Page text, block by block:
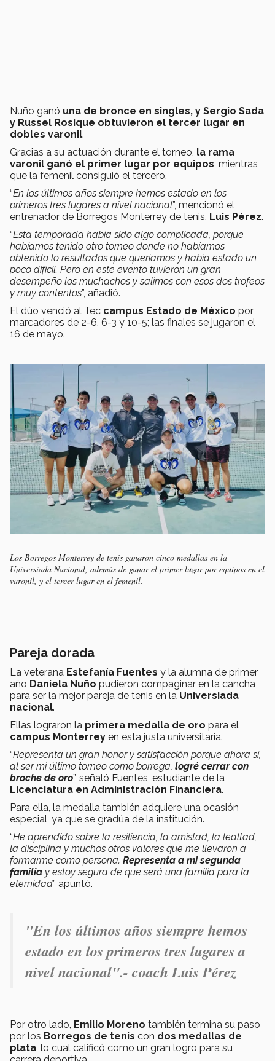
Nuño ganó una de bronce en singles, y Sergio Sada
y Russel Rosique obtuvieron el tercer lugar en
dobles varonil.
Gracias a su actuación durante el torneo, la rama
varonil ganó el primer lugar por equipos , mientras
que la femenil consiguió el tercero.
“En los últimos años siempre hemos estado en los
primeros tres lugares a nivel nacional”, mencionó el
entrenador de Borregos Monterrey de tenis, Luis Pérez.
“Esta temporada había sido algo complicada, porque
habíamos tenido otro torneo donde no habíamos
obtenido lo resultados que queríamos y había estado un
poco difícil. Pero en este evento tuvieron un gran
desempeño los muchachos y salimos con esos dos trofeos
y muy contentos”, añadió.
El dúo venció al Tec campus Estado de México por
marcadores de 2-6, 6-3 y 10-5; las finales se jugaron el
16 de mayo.
Los Borregos Monterrey de tenis ganaron cinco medallas en la
Universiada Nacional, además de ganar el primer lugar por equipos en el
varonil, y el tercer lugar en el femenil.
Pareja dorada
La veterana Estefanía Fuentes y la alumna de primer
año Daniela Nuño pudieron compaginar en la cancha
para ser la mejor pareja de tenis en la Universiada
nacional.
Ellas lograron la primera medalla de oro para el
campus Monterrey en esta justa universitaria.
“Representa un gran honor y satisfacción porque ahora sí,
al ser mi último torneo como borrega, logré cerrar con
broche de oro”, señaló Fuentes, estudiante de la
Licenciatura en Administración Financiera.
Para ella, la medalla también adquiere una ocasión
especial, ya que se gradúa de la institución.
“He aprendido sobre la resiliencia, la amistad, la lealtad,
la disciplina y muchos otros valores que me llevaron a
formarme como persona. Representa a mi segunda
familia y estoy segura de que será una familia para la
eternidad” apuntó.
"En los últimos años siempre hemos
estado en los primeros tres lugares a
nivel nacional".- coach Luis Pérez
Por otro lado, Emilio Moreno también termina su paso
por los Borregos de tenis con dos medallas de
plata, lo cual calificó como un gran logro para su